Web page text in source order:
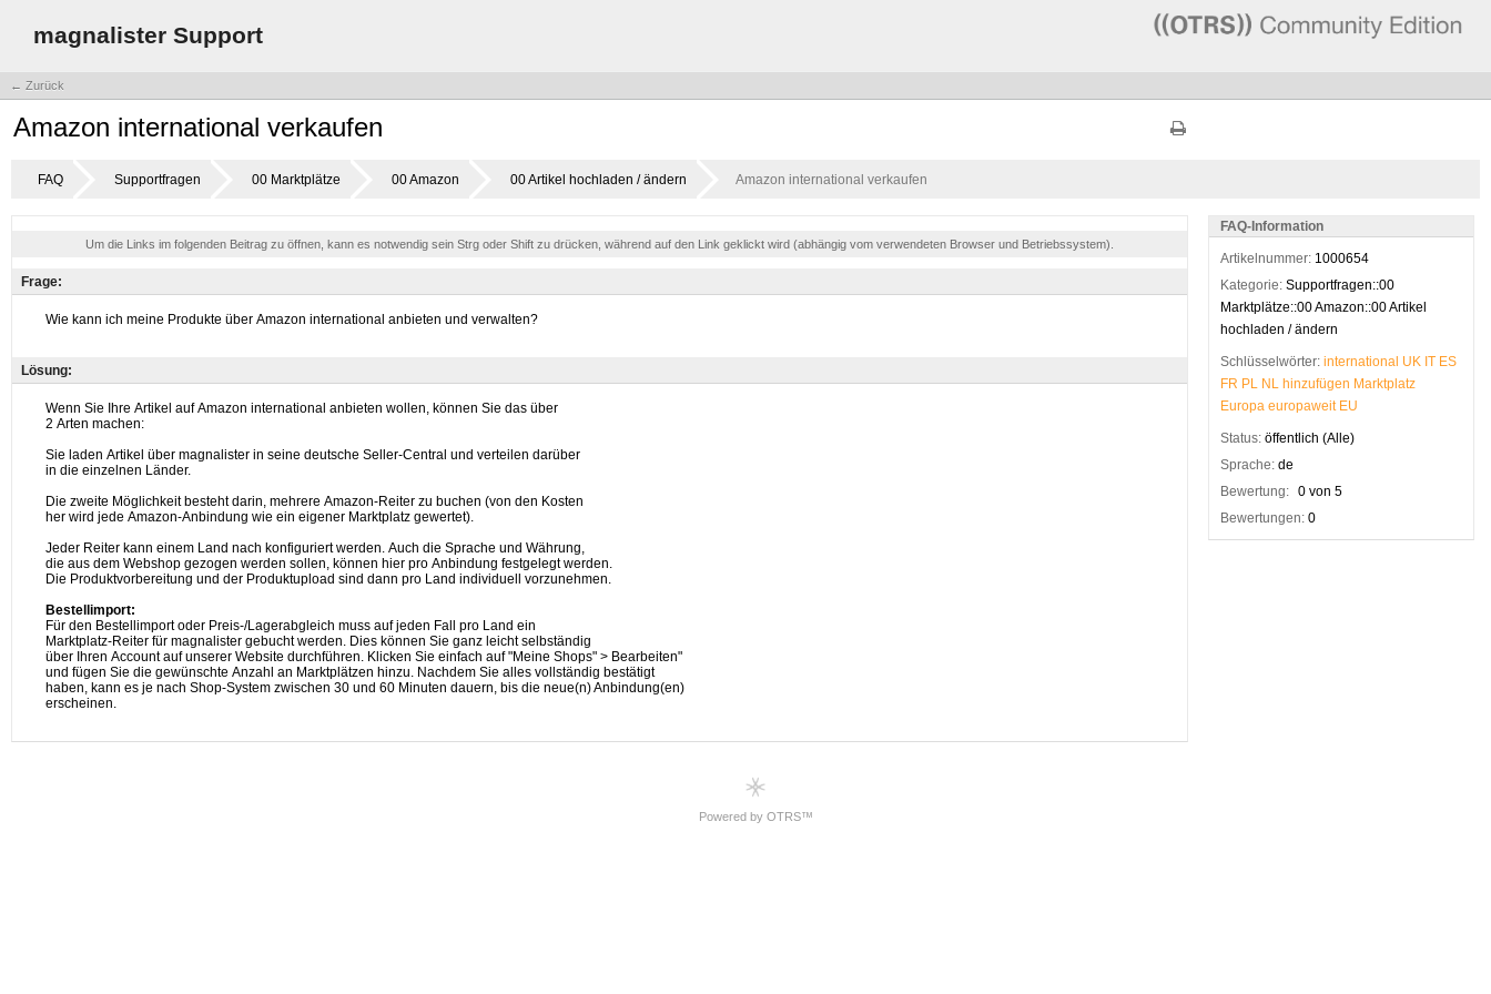
magnalister Support
← Zurück
Amazon international verkaufen
FAQ Supportfragen 00 Marktplätze 00 Amazon 00 Artikel hochladen / ändern Amazon international verkaufen
Um die Links im folgenden Beitrag zu öffnen, kann es notwendig sein Strg oder Shift zu drücken, während auf den Link geklickt wird (abhängig vom verwendeten Browser und Betriebssystem).
Frage:
Lösung:
FAQ-Information
Artikelnummer: 1000654
Kategorie: Supportfragen::00
Marktplätze::00 Amazon::00 Artikel
hochladen / ändern
Schlüsselwörter: international UK IT ES
FR PL NL hinzufügen Marktplatz
Europa europaweit EU
Status: öffentlich (Alle)
Sprache: de
Bewertung: 0 von 5
Bewertungen: 0
Powered by OTRS™